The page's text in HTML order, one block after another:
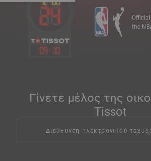
09: 10
the
Γίνετε μέλος της
Tissot
Διεύθυνση ηλεκτρονικού